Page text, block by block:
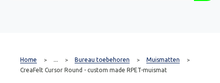
Home > ... > Bureau toebehoren > Muismatten >
CreaFelt Cursor Round - custom made RPET-muismat